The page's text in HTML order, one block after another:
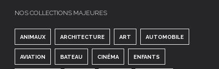
NOS COLLECTIONS MAJEURES
ANIMAUX ARCHITECTURE ART AUTOMOBILE
AVIATION BATEAU CINÉMA ENFANTS